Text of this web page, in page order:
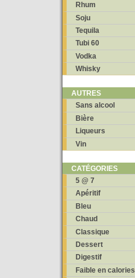
Rhum
Soju
Tequila
Tubi 60
Vodka
Whisky
AUTRES
Sans alcool
Bière
Liqueurs
Vin
CATÉGORIES
5 @ 7
Apéritif
Bleu
Chaud
Classique
Dessert
Digestif
Faible en calories